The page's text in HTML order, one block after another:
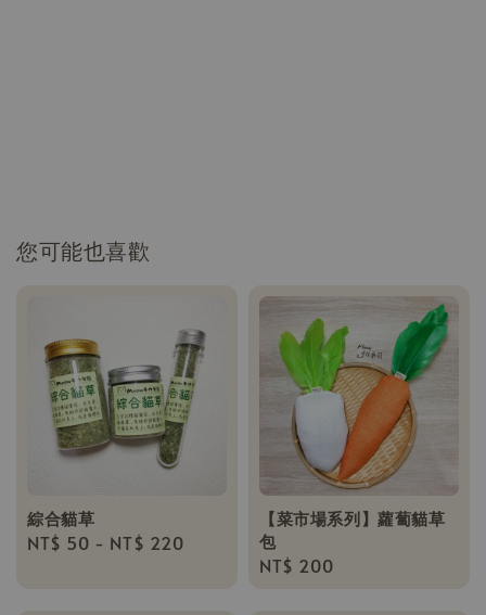
您可能也喜歡
綜合貓草
Regular
NT$ 50 - NT$ 220
【菜市場系列】蘿蔔貓草
包
Regular
NT$ 200